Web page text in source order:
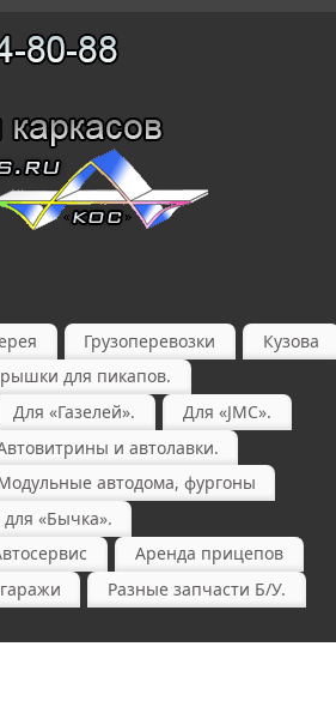
Грузоперевозки
Кузова
для пикапов.
Для «Газелей».
Для «JMC».
и автолавки.
автодома, фургоны
для «Бычка».
Аренда прицепов
Разные запчасти Б/У.